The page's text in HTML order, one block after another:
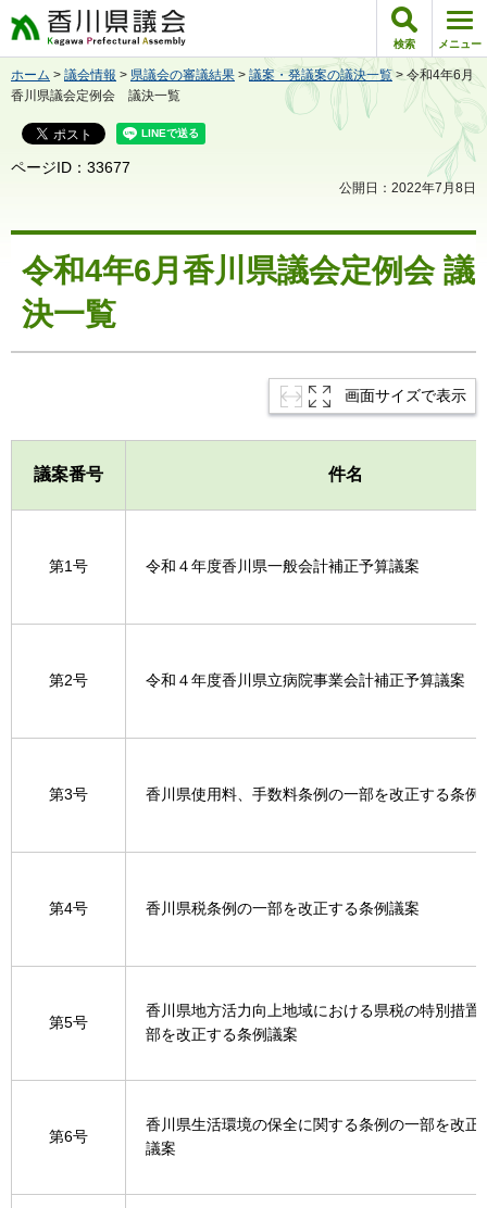
香川県議会 検索 メニュー
ホーム > 議会情報 > 県議会の審議結果 > 議案・発議案の議決一覧 > 令和4年6月
香川県議会定例会 議決一覧
ページID：33677
公開日：2022年7月8日
令和4年6月香川県議会定例会 議
決一覧
画面サイズで表示
議案番号 件名
第1号 令和４年度香川県一般会計補正予算議案
第2号 令和４年度香川県立病院事業会計補正予算議案
第3号 香川県使用料、手数料条例の一部を改正する条例
第4号 香川県税条例の一部を改正する条例議案
第5号
香川県地方活力向上地域における県税の特別措置
部を改正する条例議案
第6号
香川県生活環境の保全に関する条例の一部を改正
議案